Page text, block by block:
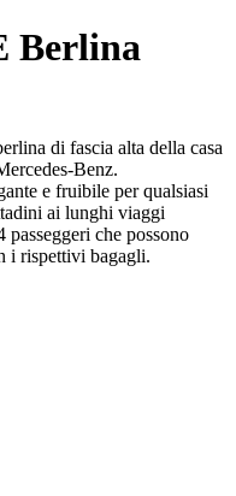
Berlina
di fascia alta della casa
Benz.
e fruibile per qualsiasi
ai lunghi viaggi
passeggeri che possono
i rispettivi bagagli.